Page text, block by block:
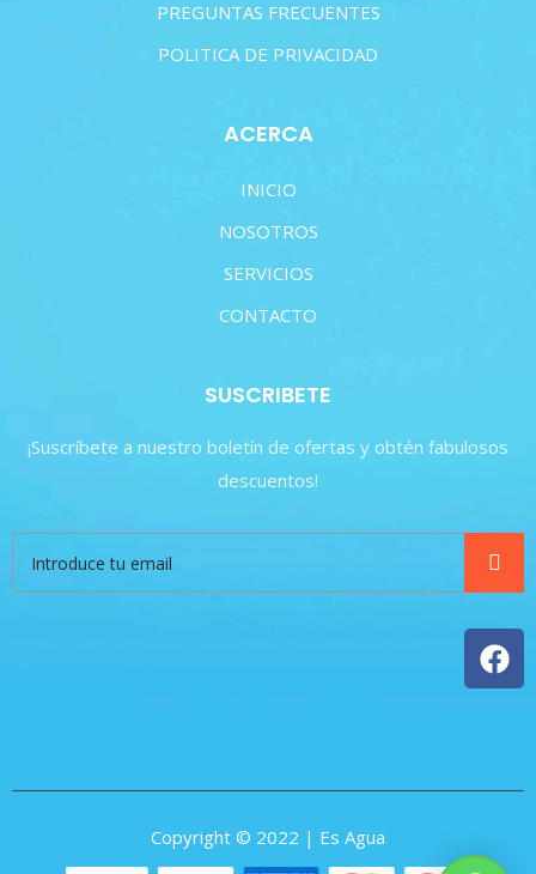
PREGUNTAS FRECUENTES
POLITICA DE PRIVACIDAD
ACERCA
INICIO
NOSOTROS
SERVICIOS
CONTACTO
SUSCRIBETE
¡Suscríbete a nuestro boletín de ofertas y obtén fabulosos
descuentos!
Copyright © 2022 | Es Agua